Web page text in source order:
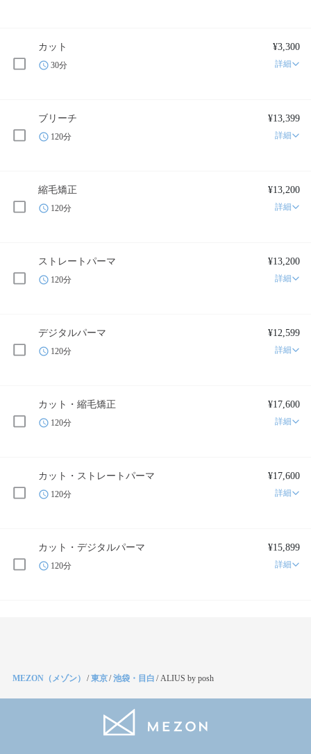
カット ¥3,300
30分 詳細
ブリーチ ¥13,399
120分 詳細
縮毛矯正 ¥13,200
120分 詳細
ストレートパーマ ¥13,200
120分 詳細
デジタルパーマ ¥12,599
120分 詳細
カット・縮毛矯正 ¥17,600
120分 詳細
カット・ストレートパーマ ¥17,600
120分 詳細
カット・デジタルパーマ ¥15,899
120分 詳細
MEZON（メゾン） /東京/池袋・目白 /ALIUS by posh